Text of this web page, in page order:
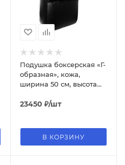
Подушка боксерская «Г-
образная», кожа,
ширина 50 см, высота
чёрный
23450 ₽/шт
В КОРЗИНУ